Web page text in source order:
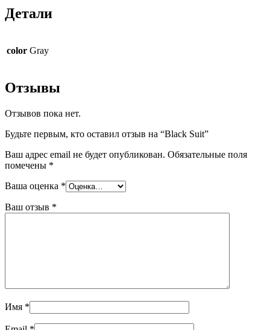
Детали
color Gray
Отзывы
Отзывов пока нет.
Будьте первым, кто оставил отзыв на “Black Suit”
Ваш адрес email не будет опубликован. Обязательные поля
помечены *
Ваша оценка *
Ваш отзыв *
Имя *